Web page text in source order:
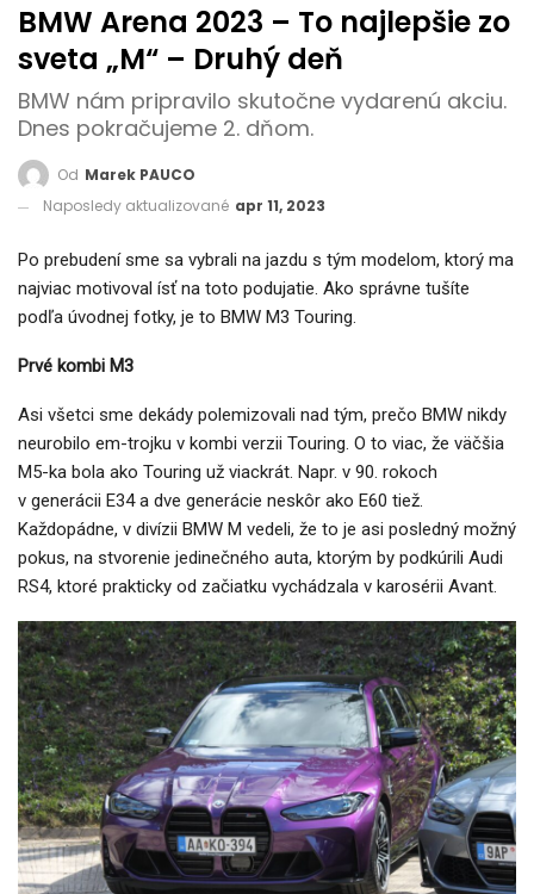
BMW Arena 2023 – To najlepšie zo
sveta „M“ – Druhý deň
BMW nám pripravilo skutočne vydarenú akciu.
Dnes pokračujeme 2. dňom.
Od Marek PAUCO
Naposledy aktualizované apr 11, 2023
Po prebudení sme sa vybrali na jazdu s tým modelom, ktorý ma
najviac motivoval ísť na toto podujatie. Ako správne tušíte
podľa úvodnej fotky, je to BMW M3 Touring.
Prvé kombi M3
Asi všetci sme dekády polemizovali nad tým, prečo BMW nikdy
neurobilo em-trojku v kombi verzii Touring. O to viac, že väčšia
M5-ka bola ako Touring už viackrát. Napr. v 90. rokoch
v generácii E34 a dve generácie neskôr ako E60 tiež.
Každopádne, v divízii BMW M vedeli, že to je asi posledný možný
pokus, na stvorenie jedinečného auta, ktorým by podkúrili Audi
RS4, ktoré prakticky od začiatku vychádzala v karosérii Avant.